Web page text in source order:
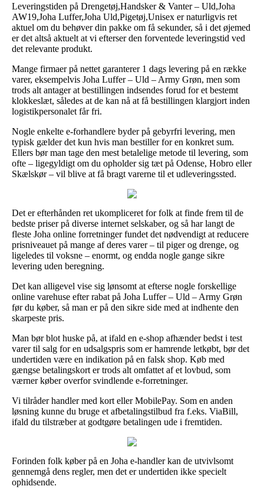
Leveringstiden på Drengetøj,Handsker & Vanter – Uld,Joha
AW19,Joha Luffer,Joha Uld,Pigetøj,Unisex er naturligvis ret
aktuel om du behøver din pakke om få sekunder, så i det øjemed
er det altså aktuelt at vi efterser den forventede leveringstid ved
det relevante produkt.
Mange firmaer på nettet garanterer 1 dags levering på en række
varer, eksempelvis Joha Luffer – Uld – Army Grøn, men som
trods alt antager at bestillingen indsendes forud for et bestemt
klokkeslæt, således at de kan nå at få bestillingen klargjort inden
logistikpersonalet får fri.
Nogle enkelte e-forhandlere byder på gebyrfri levering, men
typisk gælder det kun hvis man bestiller for en konkret sum.
Ellers bør man tage den mest betalelige metode til levering, som
ofte – ligegyldigt om du opholder sig tæt på Odense, Hobro eller
Skælskør – vil blive at få bragt varerne til et udleveringssted.
Det er efterhånden ret ukompliceret for folk at finde frem til de
bedste priser på diverse internet selskaber, og så har langt de
fleste Joha online forretninger fundet det nødvendigt at reducere
prisniveauet på mange af deres varer – til piger og drenge, og
ligeledes til voksne – enormt, og endda nogle gange sikre
levering uden beregning.
Det kan alligevel vise sig lønsomt at efterse nogle forskellige
online varehuse efter rabat på Joha Luffer – Uld – Army Grøn
før du køber, så man er på den sikre side med at indhente den
skarpeste pris.
Man bør blot huske på, at ifald en e-shop afhænder bedst i test
varer til salg for en udsalgspris som er hamrende letkøbt, bør det
undertiden være en indikation på en falsk shop. Køb med
gængse betalingskort er trods alt omfattet af et lovbud, som
værner køber overfor svindlende e-forretninger.
Vi tilråder handler med kort eller MobilePay. Som en anden
løsning kunne du bruge et afbetalingstilbud fra f.eks. ViaBill,
ifald du tilstræber at godtgøre betalingen ude i fremtiden.
Forinden folk køber på en Joha e-handler kan de utvivlsomt
gennemgå dens regler, men det er undertiden ikke specielt
ophidsende.